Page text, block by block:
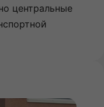
центральные